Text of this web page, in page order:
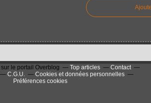
sur le portail Overblog Top articles
Contact
C.G.U.
Cookies et données personnelles
Préférences cookies